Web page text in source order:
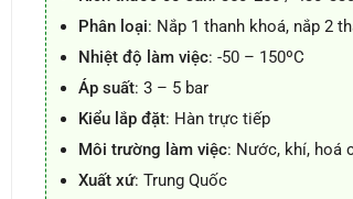
Phân loại: Nắp 1 thanh khoá, nắp 2
Nhiệt độ làm việc: -50 – 150ºC
Áp suất: 3 – 5 bar
Kiểu lắp đặt: Hàn trực tiếp
Môi trường làm việc: Nước, khí, hoá
Xuất xứ: Trung Quốc